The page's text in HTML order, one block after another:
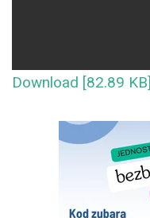
Download [82.89 KB]